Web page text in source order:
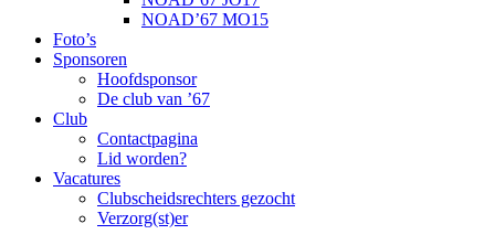
NOAD’67 MO15
Foto’s
Sponsoren
Hoofdsponsor
De club van ’67
Club
Contactpagina
Lid worden?
Vacatures
Clubscheidsrechters gezocht
Verzorg(st)er